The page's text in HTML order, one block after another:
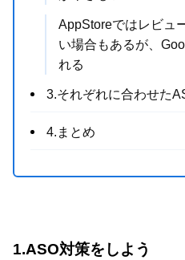
AppStoreではレビュ
い場合もあるが、
れる
3.それぞれに合わせた
4.まとめ
1.ASO対策をしよう